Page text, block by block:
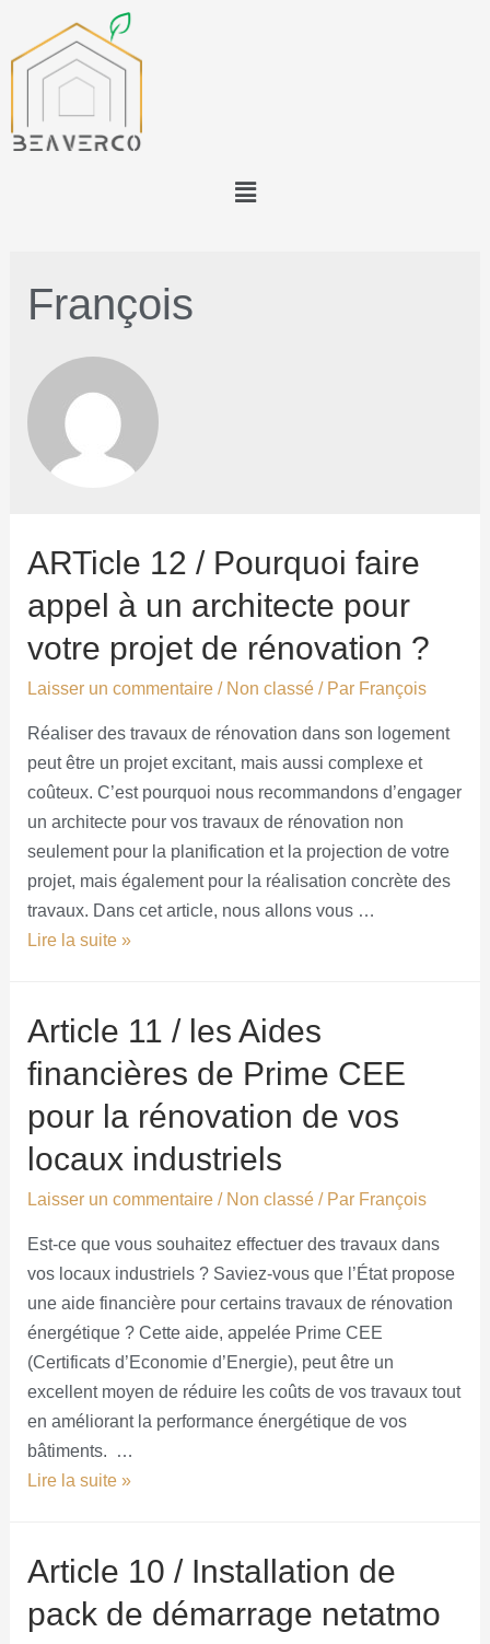
François
ARTicle 12 / Pourquoi faire
appel à un architecte pour
votre projet de rénovation ?
Laisser un commentaire / Non classé/ Par François
Réaliser des travaux de rénovation dans son logement
peut être un projet excitant, mais aussi complexe et
coûteux. C’est pourquoi nous recommandons d’engager
un architecte pour vos travaux de rénovation non
seulement pour la planification et la projection de votre
projet, mais également pour la réalisation concrète des
travaux. Dans cet article, nous allons vous …
Lire la suite »
Article 11 / les Aides
financières de Prime CEE
pour la rénovation de vos
locaux industriels
Laisser un commentaire / Non classé/ Par François
Est-ce que vous souhaitez effectuer des travaux dans
vos locaux industriels ? Saviez-vous que l’État propose
une aide financière pour certains travaux de rénovation
énergétique ? Cette aide, appelée Prime CEE
(Certificats d’Economie d’Energie), peut être un
excellent moyen de réduire les coûts de vos travaux tout
en améliorant la performance énergétique de vos
bâtiments. …
Lire la suite »
Article 10 / Installation de
pack de démarrage netatmo